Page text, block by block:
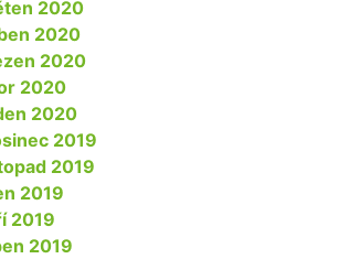
2020
2020
2020
2020
2020
2019
2019
2019
2019
2019